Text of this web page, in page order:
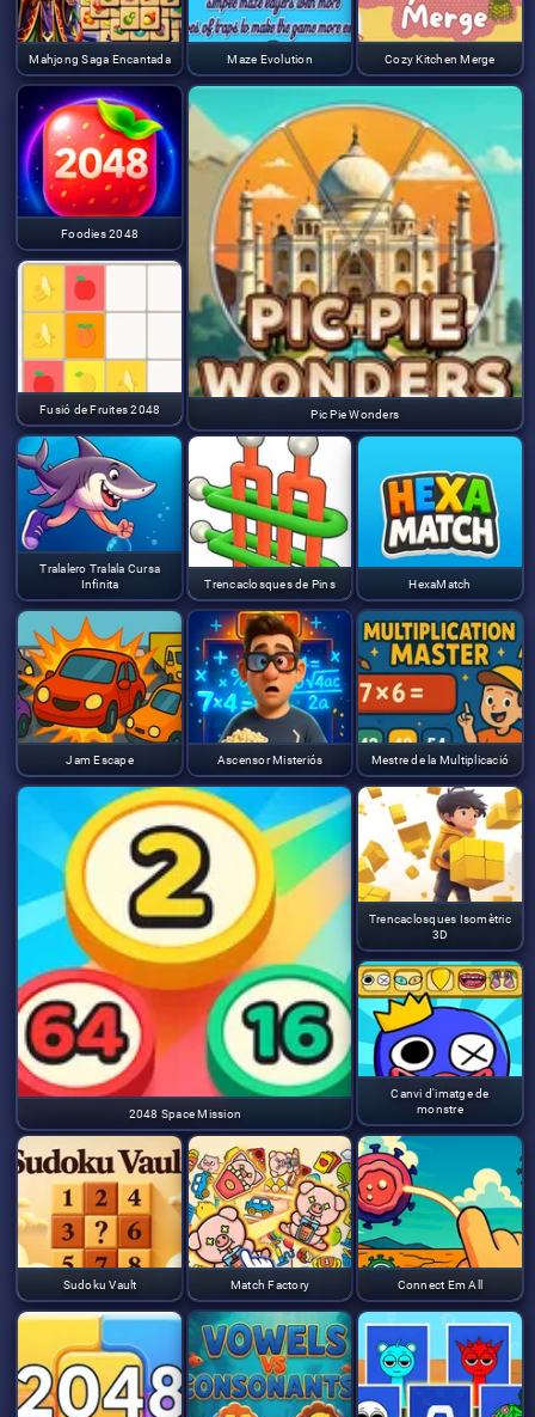
Mahjong Saga Encantada Maze Evolution Cozy Kitchen Merge
Foodies 2048
Pic Pie Wonders
Fusió de Fruites 2048
Tralalero Tralala Cursa
Infinita
Trencaclosques de Pins HexaMatch
Jam Escape Ascensor Misteriós Mestre de la Multiplicació
2048 Space Mission
Trencaclosques Isomètric
3D
Canvi d'imatge de
monstre
Sudoku Vault Match Factory Connect Em All